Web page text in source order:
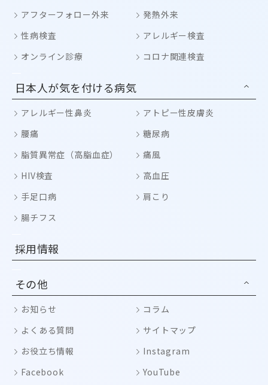
アフターフォロー外来
発熱外来
性病検査
アレルギー検査
オンライン診療
コロナ関連検査
日本人が気を付ける病気
アレルギー性鼻炎
アトピー性皮膚炎
腰痛
糖尿病
脂質異常症（高脂血症）
痛風
HIV検査
高血圧
手足口病
肩こり
腸チフス
採用情報
その他
お知らせ
コラム
よくある質問
サイトマップ
お役立ち情報
Instagram
Facebook
YouTube